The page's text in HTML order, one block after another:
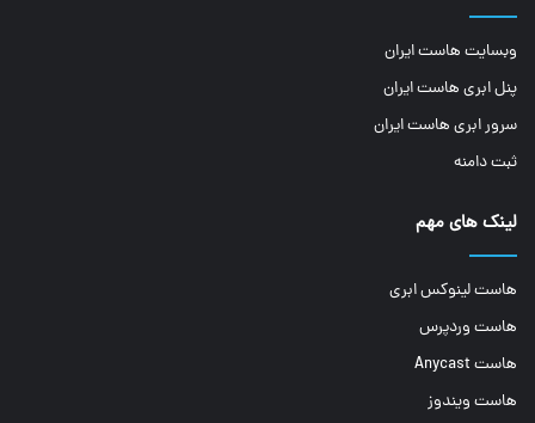
وبسایت هاست ایران
پنل ابری هاست ایران
سرور ابری هاست ایران
ثبت دامنه
لینک های مهم
هاست لینوکس ابری
هاست وردپرس
هاست Anycast
هاست ویندوز